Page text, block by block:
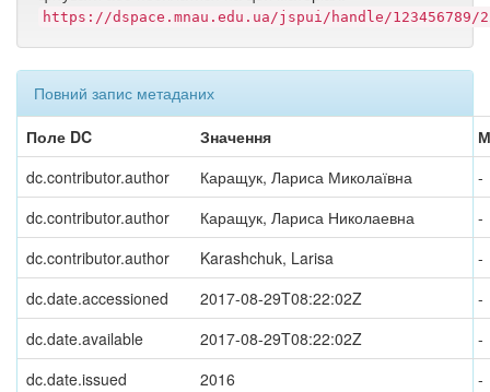
https://dspace.mnau.edu.ua/jspui/handle/123456789/
Повний запис метаданих
Поле DC
Значення
dc.contributor.author
Каращук, Лариса Миколаївна
-
dc.contributor.author
Каращук, Лариса Николаевна
-
dc.contributor.author
Karashchuk, Larisa
-
dc.date.accessioned
2017-08-29T08:22:02Z
-
dc.date.available
2017-08-29T08:22:02Z
-
dc.date.issued
2016
-